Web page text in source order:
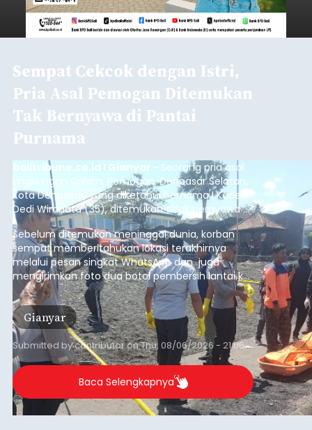
Sempat Cekcok dengan Istri,
Pria Asal Pemogan Ditemukan
Tak Bernyawa di Pantai
Purnama
balitribune.co.id I Gianyar - Seorang pria asal
Lingkungan Dalem, Pemogan, Denpasar Selatan,
Kota Denpasar, yang diketahui bernama I Kadek
Dedi Wiranata (35), ditemukan tidak bernyawa di
pesisir Pantai Purnama, Sukawati.
Sebelum ditemukan meninggal dunia, korban
sempat memberitahukan lokasi terakhirnya
melalui pesan singkat WhatsApp dan juga
mengirimkan foto dua botol pembersih lantai ke
istrinya.
Gianyar
Submitted bycontributoronThu, 08/06/2026 - 21:06
Baca Selengkapnya